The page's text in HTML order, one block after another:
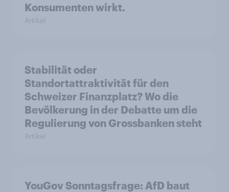
Konsumenten wirkt.
Artikel
Stabilität oder
Standortattraktivität für den
Schweizer Finanzplatz? Wo die
Bevölkerung in der Debatte um die
Regulierung von Grossbanken steht
Artikel
YouGov Sonntagsfrage: AfD baut